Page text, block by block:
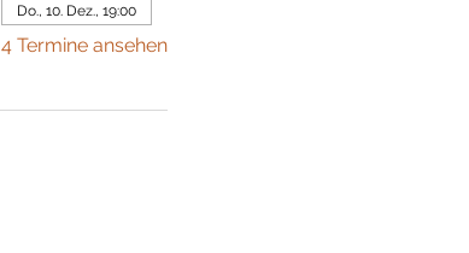
Do., 10. Dez., 19:00
4 Termine ansehen